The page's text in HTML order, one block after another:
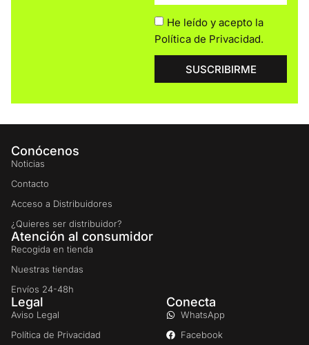
He leído y acepto la
Política de Privacidad.
SUSCRIBIRME
Conócenos
Noticias
Contacto
Acceso a Distribuidores
¿Quieres ser distribuidor?
Atención al consumidor
Recogida en tienda
Nuestras tiendas
Envíos 24-48h
Legal
Aviso Legal
Política de Privacidad
Conecta
WhatsApp
Facebook